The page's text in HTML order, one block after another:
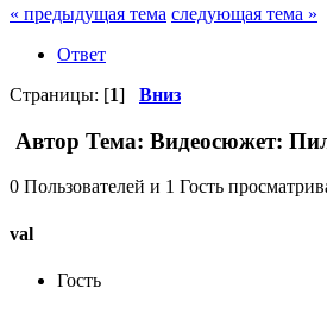
« предыдущая тема следующая тема »
Ответ
Страницы: [1] Вниз
Автор Тема: Видеосюжет:
0 Пользователей и 1 Гость
val
Гость